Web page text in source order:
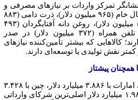
نشانگر تمرکز واردات بر نیازهای مصرفی و
غذایی است. طلا به اشکال خام (۹۶۵ میلیون دلار)، ذرت دامی (۸۸۳
میلیون دلار)، برنج (۵۰۰ میلیون دلار)، روغن دانه آفتابگردان (۴۹۳
میلیون دلار) و گوشی تلفن همراه (۳۷۲ میلیون دلار) در صدر
کالاهایی که بیشتر تأمین‌کننده نیازهای
نقش تولیدی یا توسعه‌ای دارند.
پیشتاز
از نظر جغرافیای تجاری، امارات با ۳.۸۸۶ میلیارد دلار، چین با ۳.۴۲۸
میلیارد دلار و ترکیه با ۱.۹۸۶ میلیارد دلار اصلی‌ترین شرکای وارداتی